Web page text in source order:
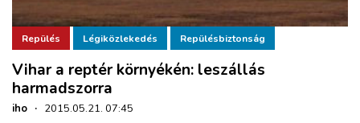
Repülés Légiközlekedés Repülésbiztonság
Vihar a reptér környékén: leszállás
harmadszorra
iho · 2015.05.21. 07:45